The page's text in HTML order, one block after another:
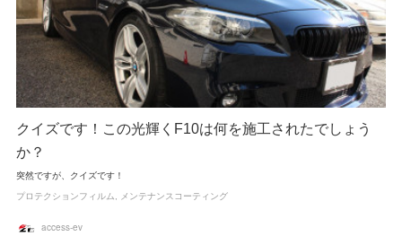
クイズです！この光輝くF10は何を施工されたでしょう
か？
突然ですが、クイズです！
プロテクションフィルム メンテナンスコーティング
access-ev